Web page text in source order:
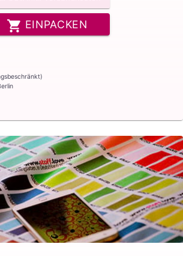
EINPACKEN